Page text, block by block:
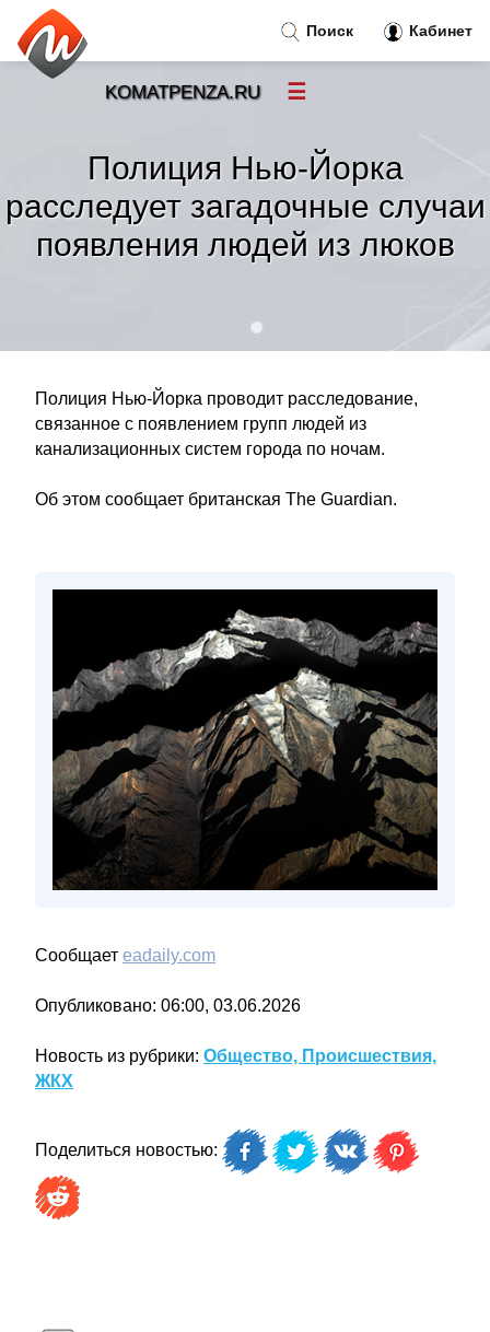
Полиция Нью-Йорка
расследует загадочные случаи
появления людей из люков
Полиция Нью-Йорка проводит расследование,
связанное с появлением групп людей из
канализационных систем города по ночам.
Об этом сообщает британская The Guardian.
Сообщает eadaily.com
Опубликовано: 06:00, 03.06.2026
Новость из рубрики: Общество, Происшествия,
ЖКХ
Поделиться новостью:
Поиск Кабинет
KOMATPENZA.RU ☰
Новости»
Тренды новостей »
Рубрики »